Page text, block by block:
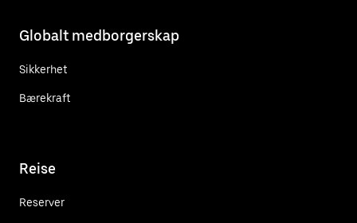
Globalt medborgerskap
Sikkerhet
Bærekraft
Reise
Reserver